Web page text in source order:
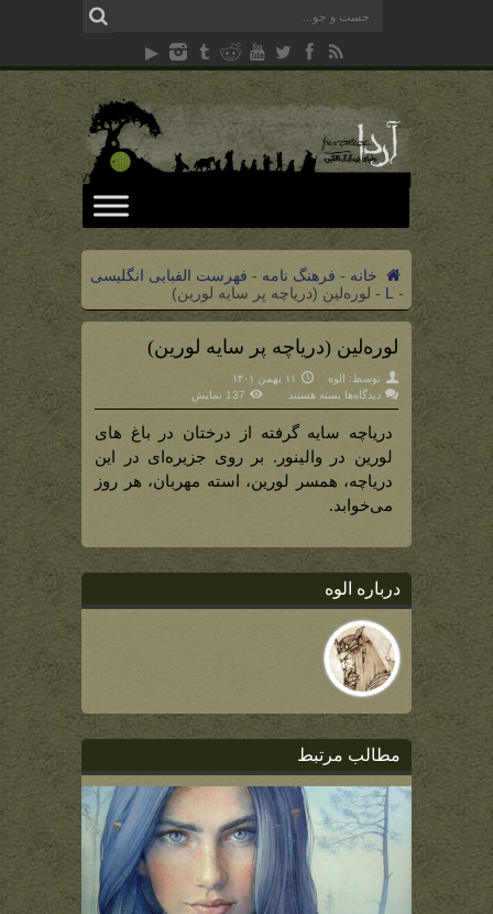
خانه - فرهنگ نامه - فهرست الفبایی انگلیسی
-
L
- لوره‌لین (دریاچه پر سایه لورین)
لوره‌لین (دریاچه پر سایه لورین)
توسط: الوه
۱۱ بهمن ۱۴۰۱
دیدگاه‌ها برای
پر
سایه
لورین)
بسته هستند 137 نمایش
دریاچه سایه گرفته از درختان در باغ های
لورین در والینور. بر روی جزیره‌ای در این
دریاچه، همسر لورین، استه مهربان، هر روز
می‌خوابد.
درباره الوه
مطالب مرتبط